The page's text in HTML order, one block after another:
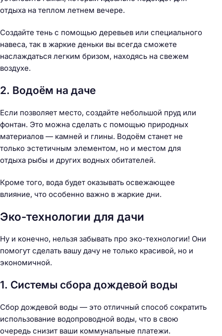
отдыха на теплом летнем вечере.
Создайте тень с помощью деревьев или специального
навеса, так в жаркие деньки вы всегда сможете
наслаждаться легким бризом, находясь на свежем
воздухе.
2. Водоём на даче
Если позволяет место, создайте небольшой пруд или
фонтан. Это можна сделать с помощью природных
материалов — камней и глины. Водоём станет не
только эстетичным элементом, но и местом для
отдыха рыбы и других водных обитателей.
Кроме того, вода будет оказывать освежающее
влияние, что особенно важно в жаркие дни.
Эко-технологии для дачи
Ну и конечно, нельзя забывать про эко-технологии! Они
помогут сделать вашу дачу не только красивой, но и
экономичной.
1. Системы сбора дождевой воды
Сбор дождевой воды — это отличный способ сократить
использование водопроводной воды, что в свою
очередь снизит ваши коммунальные платежи.
Н
а
й
т
и